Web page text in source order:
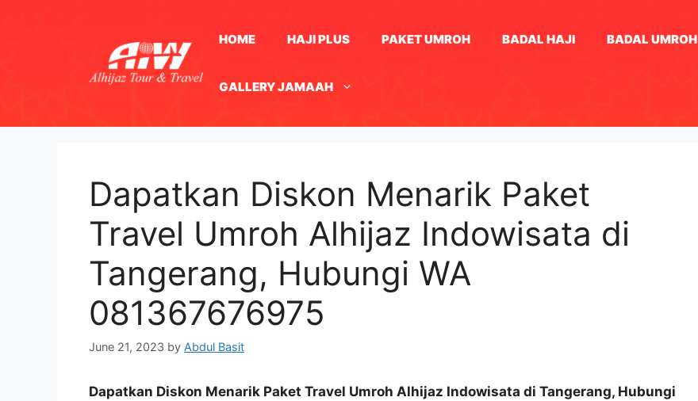
HOME HAJI PLUS PAKET UMROH BADAL HAJI BADAL UMROH
GALLERY JAMAAH
Dapatkan Diskon Menarik Paket
Travel Umroh Alhijaz Indowisata di
Tangerang, Hubungi WA
081367676975
June 21, 2023 by Abdul Basit
Dapatkan Diskon Menarik Paket Travel Umroh Alhijaz Indowisata di Tangerang, Hubungi